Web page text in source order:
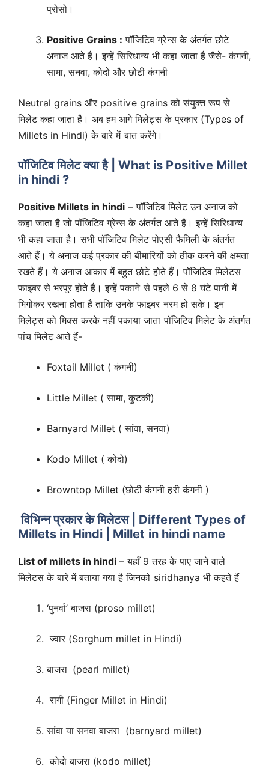
प्रोसो।
Positive Grains : पॉजिटिव ग्रेन्स के अंतर्गत छोटे
अनाज आते हैं। इन्हें सिरिधान्य भी कहा जाता है जैसे- कंगनी,
सामा, सनवा, कोदो और छोटी कंगनी
Neutral grains और positive grains को संयुक्त रूप से
मिलेट कहा जाता है। अब हम आगे मिलेट्स के प्रकार (Types of
Millets in Hindi) के बारे में बात करेंगे।
पॉजिटिव मिलेट क्या है | What is Positive Millet
in hindi ?
Positive Millets in hindi – पॉजिटिव मिलेट उन अनाज को
कहा जाता है जो पॉजिटिव ग्रेन्स के अंतर्गत आते हैं। इन्हें सिरिधान्य
भी कहा जाता है। सभी पॉजिटिव मिलेट पोएसी फैमिली के अंतर्गत
आते हैं। ये अनाज कई प्रकार की बीमारियों को ठीक करने की क्षमता
रखते हैं। ये अनाज आकार में बहुत छोटे होते हैं। पॉजिटिव मिलेटस
फाइबर से भरपूर होते हैं। इन्हें पकाने से पहले 6 से 8 घंटे पानी में
भिगोकर रखना होता है ताकि उनके फाइबर नरम हो सके। इन
मिलेट्स को मिक्स करके नहीं पकाया जाता पॉजिटिव मिलेट के अंतर्गत
पांच मिलेट आते हैं-
Foxtail Millet ( कंगनी)
Little Millet ( सामा, कुटकी)
Barnyard Millet ( सांवा, सनवा)
Kodo Millet ( कोदो)
Browntop Millet (छोटी कंगनी हरी कंगनी )
विभिन्न प्रकार के मिलेटस | Different Types of
Millets in Hindi | Millet in hindi name
List of millets in hindi – यहाँ 9 तरह के पाए जाने वाले
मिलेटस के बारे में बताया गया है जिनको siridhanya भी कहते हैं
‘पुनर्वा’ बाजरा (proso millet)
ज्वार (Sorghum millet in Hindi)
बाजरा (pearl millet)
रागी (Finger Millet in Hindi)
सांवा या सनवा बाजरा (barnyard millet)
कोदो बाजरा (kodo millet)